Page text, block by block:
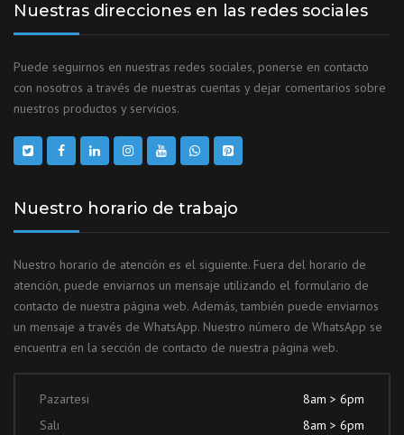
Nuestras direcciones en las redes sociales
Puede seguirnos en nuestras redes sociales, ponerse en contacto
con nosotros a través de nuestras cuentas y dejar comentarios sobre
nuestros productos y servicios.
Nuestro horario de trabajo
Nuestro horario de atención es el siguiente. Fuera del horario de
atención, puede enviarnos un mensaje utilizando el formulario de
contacto de nuestra página web. Además, también puede enviarnos
un mensaje a través de WhatsApp. Nuestro número de WhatsApp se
encuentra en la sección de contacto de nuestra página web.
Pazartesi
8am > 6pm
Salı
8am > 6pm